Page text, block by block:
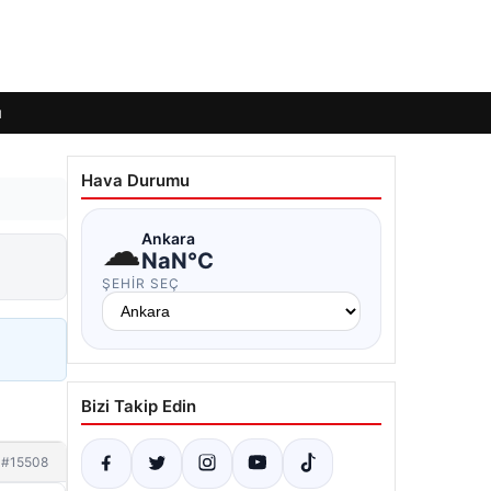
#15508
Hava Durumu
☁Ankara
NaN°C
ŞEHIR SEÇ
Bizi Takip Edin